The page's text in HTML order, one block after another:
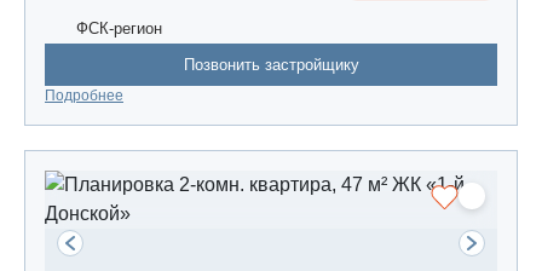
ФСК-регион
Позвонить застройщику
Подробнее